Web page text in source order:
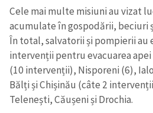
Cele mai multe misiuni au vizat
acumulate în gospodării, beciuri
În total, salvatorii și pompierii au
intervenții pentru evacuarea
(10 intervenții), Nisporeni (6),
Bălți și Chișinău (câte 2
Telenești, Căușeni și Drochia.